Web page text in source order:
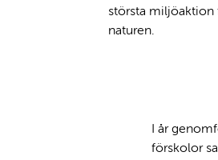
största miljöaktion
naturen.
I år
förskolor